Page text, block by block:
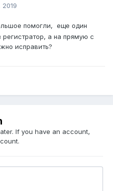
помогли, еще один
регистратор, а на прямую с
исправить?
If you have an account,